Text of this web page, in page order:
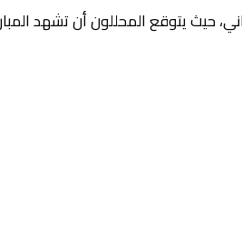
حيث يتوقع المحللون أن تشهد